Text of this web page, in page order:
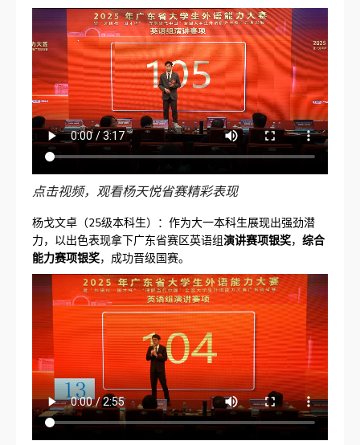
点击视频，观看杨天悦省赛精彩表现
杨戈文卓（25级本科生）：作为大一本科生展现出强劲潜
力，以出色表现拿下广东省赛区英语组演讲赛项银奖， 综合
能力赛项银奖，成功晋级国赛。